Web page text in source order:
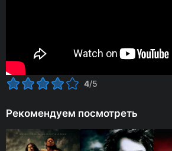
4/5
Рекомендуем посмотреть